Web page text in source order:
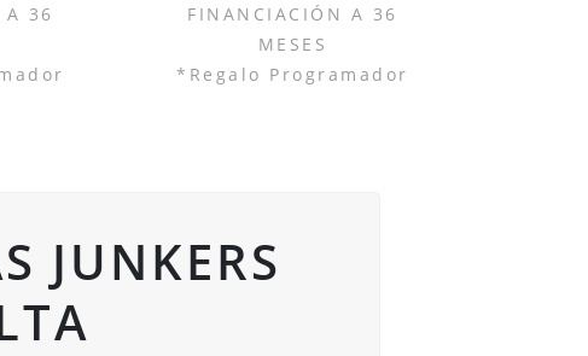
A 36
FINANCIACIÓN A 36
MESES
*Regalo Programador
JUNKERS